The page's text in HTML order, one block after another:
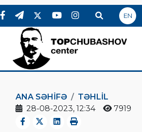
EN
ANA SƏHIFƏ
TƏHLİL
28-08-2023, 12:34
7919